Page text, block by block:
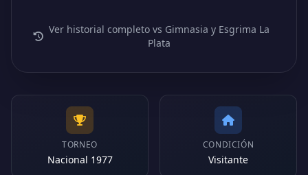
Ver historial completo vs Gimnasia y Esgrima La
Plata
TORNEO
Nacional 1977
CONDICIÓN
Visitante